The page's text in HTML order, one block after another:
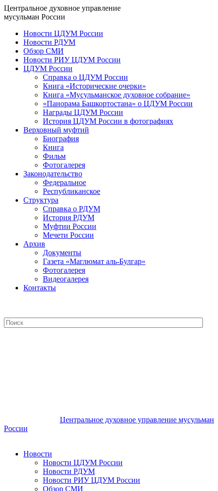
Центральное духовное управление
мусульман России
Новости ЦДУМ России
Новости РДУМ
Обзор СМИ
Новости РИУ ЦДУМ России
ЦДУМ России
Справка о ЦДУМ России
Книга «Исторические очерки»
Книга «Мусульманское духовное собрание»
«Панорама Башкортостана» о ЦДУМ России
Награды ЦДУМ России
История ЦДУМ России в фотографиях
Верховный муфтий
Биография
Книга
Фильм
Фотогалерея
Законодательство
Федеральное
Республиканское
Структура
Справка о РДУМ
История РДУМ
Муфтии России
Мечети России
Архив
Документы
Газета «Маглюмат аль-Булгар»
Фотогалерея
Видеогалерея
Контакты
Центральное духовное управление мусульман
России
Новости
Новости ЦДУМ России
Новости РДУМ
Новости РИУ ЦДУМ России
Обзор СМИ